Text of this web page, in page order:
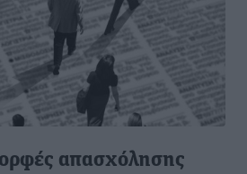
απασχόλησης